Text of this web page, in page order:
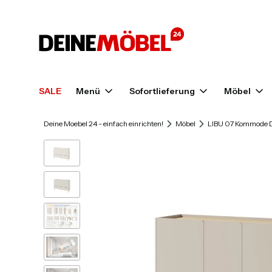
SALE Menü Sofortlieferung Möbel
Deine Moebel 24 - einfach einrichten! Möbel LIBU 07 Kommode